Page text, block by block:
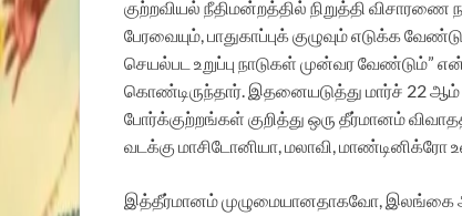
குற்றவியல் நீதிமன்றத்தில் நிறுத்தி
பேரவையும், பாதுகாப்புக் குழுவும் எடுக்க
செயல்பட உறுப்பு நாடுகள் முன்வர
கொண்டிருந்தார். இதனையடுத்து மார்ச் 22
போர்க்குற்றங்கள் குறித்து ஒரு தீர்மானம்
வடக்கு மாசிடோனியா, மலாவி,
இத்தீர்மானம் முழுமையானதாகவோ, இலங்கை